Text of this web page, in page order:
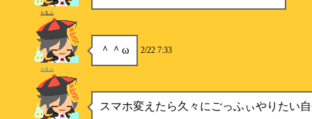
らるふ
＾＾ω 2/22 7:33
らるふ
スマホ変えたら久々にごっふぃやりたい